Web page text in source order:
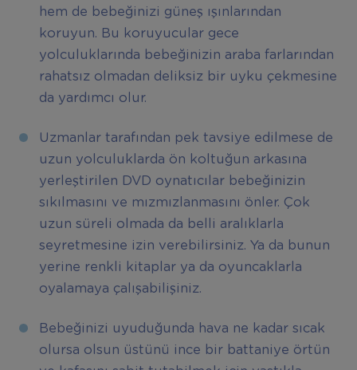
hem de bebeğinizi güneş ışınlarından
koruyun. Bu koruyucular gece
yolculuklarında bebeğinizin araba farlarından
rahatsız olmadan deliksiz bir uyku çekmesine
da yardımcı olur.
Uzmanlar tarafından pek tavsiye edilmese de
uzun yolculuklarda ön koltuğun arkasına
yerleştirilen DVD oynatıcılar bebeğinizin
sıkılmasını ve mızmızlanmasını önler. Çok
uzun süreli olmada da belli aralıklarla
seyretmesine izin verebilirsiniz. Ya da bunun
yerine renkli kitaplar ya da oyuncaklarla
oyalamaya çalışabilişiniz.
Bebeğinizi uyuduğunda hava ne kadar sıcak
olursa olsun üstünü ince bir battaniye örtün